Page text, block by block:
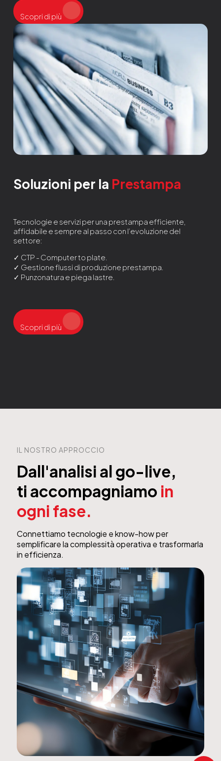
Scopri di più
Soluzioni per la Prestampa
Tecnologie e servizi per una prestampa efficiente,
affidabile e sempre al passo con l’evoluzione del
settore:
✓ CTP - Computer to plate.
✓ Gestione flussi di produzione prestampa.
✓ Punzonatura e piega lastre.
Scopri di più
IL NOSTRO APPROCCIO
Dall'analisi al go-live,
ti accompagniamo in
ogni fase.
Connettiamo tecnologie e know-how per
semplificare la complessità operativa e trasformarla
in efficienza.